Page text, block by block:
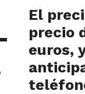
El
precio
euros,